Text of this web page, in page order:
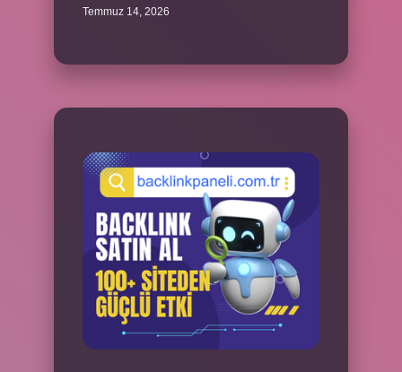
Temmuz 14, 2026